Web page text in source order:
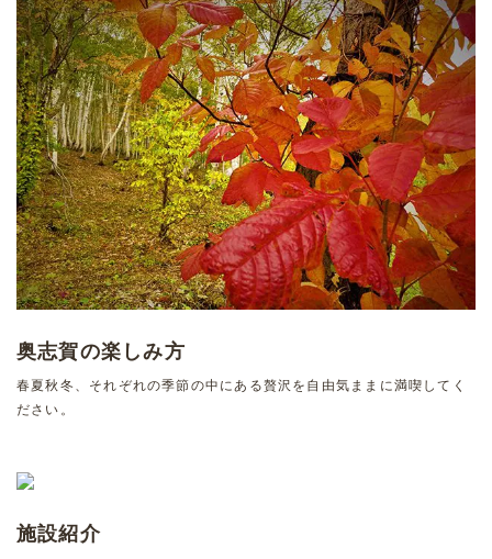
奥志賀の楽しみ方
春夏秋冬、それぞれの季節の中にある贅沢を自由気ままに満喫してく
ださい。
施設紹介